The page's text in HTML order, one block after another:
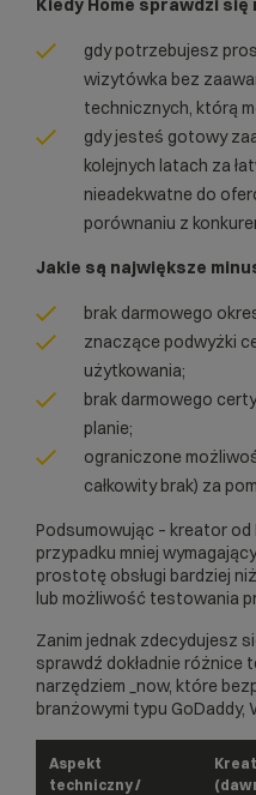
Kiedy Home sprawdzi się
gdy potrzebujesz
wizytówka bez
technicznych, którą
gdy jesteś gotowy
kolejnych latach za
nieadekwatne do
porównaniu z
Jakie są największe
brak darmowego
znaczące podwyżki
użytkowania;
brak darmowego
planie;
ograniczone
całkowity brak) za
Podsumowując – kreator
przypadku mniej
prostotę obsługi bardziej
lub możliwość testowania
Zanim jednak zdecydujesz
sprawdź dokładnie różnice
narzędziem _now, które
branżowymi typu GoDaddy,
Aspekt
techniczny /